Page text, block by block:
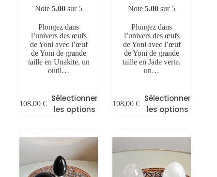
Note5.00 sur 5
Plongez dans
l’univers des œufs
de Yoni avec l’œuf
de Yoni de grande
taille en Unakite, un
outil…
108,00€
Sélectionner
les options
Note5.00 sur 5
Plongez dans
l’univers des œufs
de Yoni avec l’œuf
de Yoni de grande
taille en Jade verte,
un…
108,00€
Sélectionner
les options